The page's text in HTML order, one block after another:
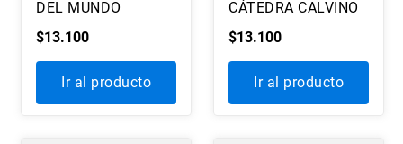
DEL MUNDO
$13.100
Ir al producto
CÁTEDRA CALVINO
$13.100
Ir al producto